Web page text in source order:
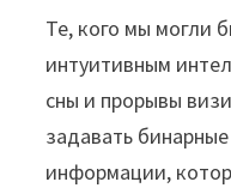
Те, кого мы могли
интуитивным
сны и прорывы
задавать
информации,